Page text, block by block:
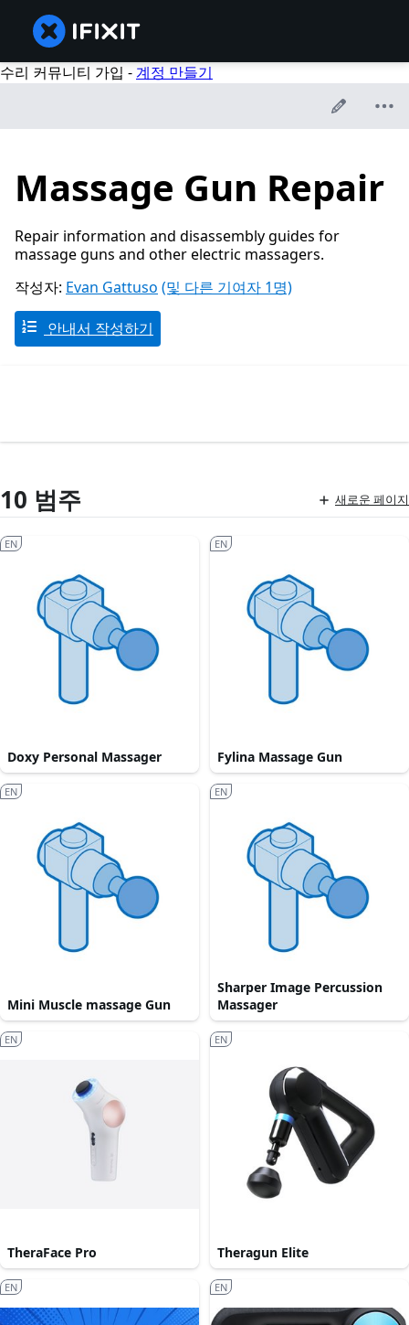
수리 커뮤니티 가입 -계정 만들기
Massage Gun Repair
Repair information and disassembly guides for
massage guns and other electric massagers.
작성자: Evan Gattuso (및 다른 기여자 1명)
안내서 작성하기
10 범주 새로운 페이지
Doxy Personal Massager
EN
Fylina Massage Gun
EN
Mini Muscle massage Gun
EN
Sharper Image Percussion
Massager
EN
TheraFace Pro
EN
Theragun Elite
EN
EN EN